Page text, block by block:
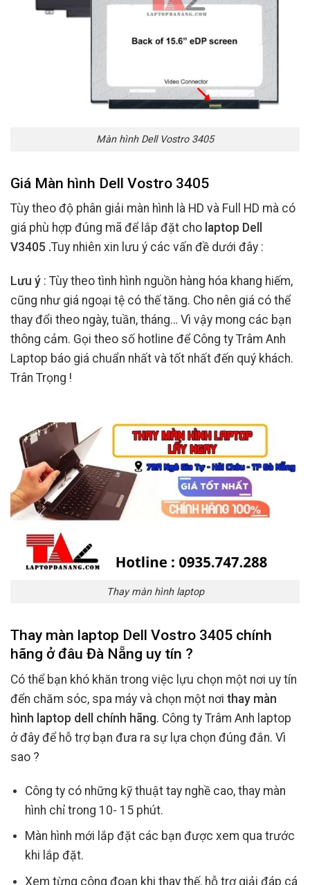
Màn hình Dell Vostro 3405
Giá Màn hình Dell Vostro 3405
Tùy theo độ phân giải màn hình là HD và Full HD mà có
giá phù hợp đúng mã để lắp đặt cho laptop Dell
V3405 .Tuy nhiên xin lưu ý các vấn đề dưới đây :
Lưu ý : Tùy theo tình hình nguồn hàng hóa khang hiếm,
cũng như giá ngoại tệ có thế tăng. Cho nên giá có thể
thay đổi theo ngày, tuần, tháng… Vì vậy mong các bạn
thông cảm. Gọi theo số hotline để Công ty Trâm Anh
Laptop báo giá chuẩn nhất và tốt nhất đến quý khách.
Trân Trọng !
Thay màn hình laptop
Thay màn laptop Dell Vostro 3405 chính
hãng ở đâu Đà Nẵng uy tín ?
Có thể bạn khó khăn trong việc lựu chọn một nơi uy tín
đển chăm sóc, spa máy và chọn một nơi thay màn
hình laptop dell chính hãng. Công ty Trâm Anh laptop
ở đây để hỗ trợ bạn đưa ra sự lựa chọn đúng đắn. Vì
sao ?
Công ty có những kỹ thuật tay nghề cao, thay màn
hình chỉ trong 10- 15 phút.
Màn hình mới lắp đặt các bạn được xem qua trước
khi lắp đặt.
Xem từng công đoạn khi thay thế, hỗ trợ giải đáp cá